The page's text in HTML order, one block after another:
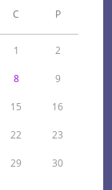
C P
1 2
8 9
15 16
22 23
29 30